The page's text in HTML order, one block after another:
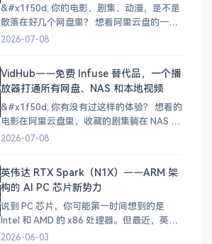
&#x1f50d; 你的电影、剧集、动漫，是不是
散落在好几个网盘里？ 想看阿里云盘的一部
电影，又想起百度网盘中存了几部电视剧，
哪了。 这种「资源四处散落」的痛苦，相信
不少影视爱好者都经历过。今天五哥要给大
家介绍的
2026-07-08
VidHub——免费 Infuse 替代品，一个播
放器打通所有网盘、NAS 和本地视频
&#x1f50d; 你有没有过这样的体验？ 想看的
电影在阿里云盘里，收藏的剧集躺在 NAS 手
机上下载的视频又因为格式问题播不了……
其实 [VidHub]
(https://zh.okaapps.com/produ
2026-07-08
英伟达 RTX Spark（N1X）——ARM 架
构的 AI PC 芯片新势力
说到 PC 芯片，你可能第一时间想到的是
Intel 和 AMD 的 x86 处理器。但最近，英伟
达（NVIDIA）扔下了一颗重磅炸弹——RTX
2026-06-03